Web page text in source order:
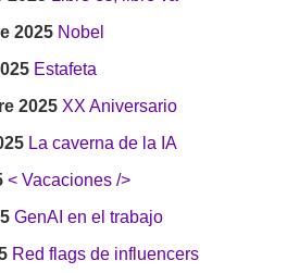
2025 Nobel
Estafeta
2025 XX Aniversario
La caverna de la IA
< Vacaciones />
GenAI en el trabajo
Red flags de influencers